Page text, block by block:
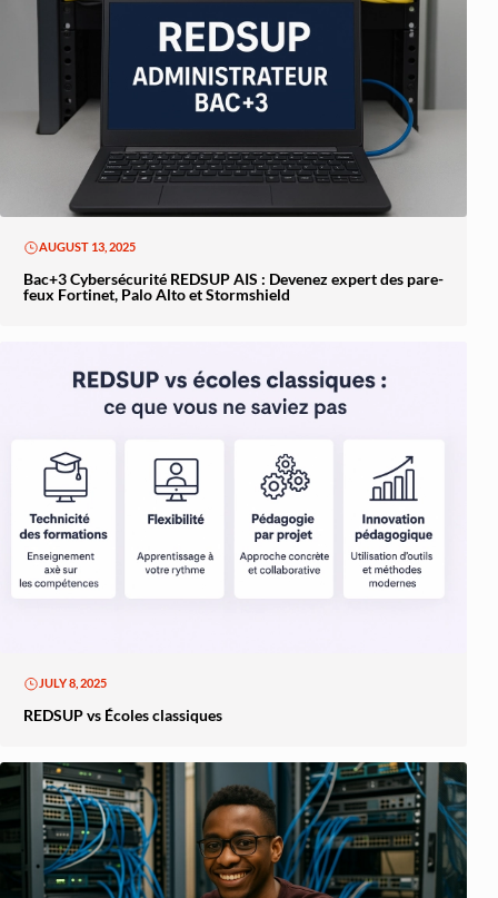
AUGUST 13, 2025
Bac+3 Cybersécurité REDSUP AIS : Devenez expert des pare-
feux Fortinet, Palo Alto et Stormshield
JULY 8, 2025
REDSUP vs Écoles classiques